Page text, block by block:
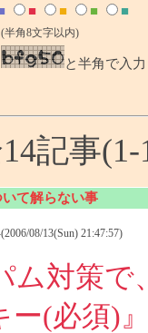
■ ■ ■
■
(半角8文字以内)
と半角で入力
14記事
て解らない事
08/13(Sun) 21:47:57)
ム対策で
ー(必須)